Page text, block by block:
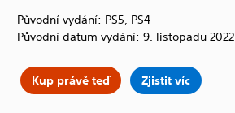
Původní vydání: PS5, PS4
Původní datum vydání: 9. listopadu 2022
Kup právě teď Zjistit víc